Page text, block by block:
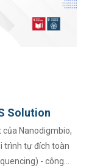
Solution
Nanodigmbio,
trình tự đích toàn
- công